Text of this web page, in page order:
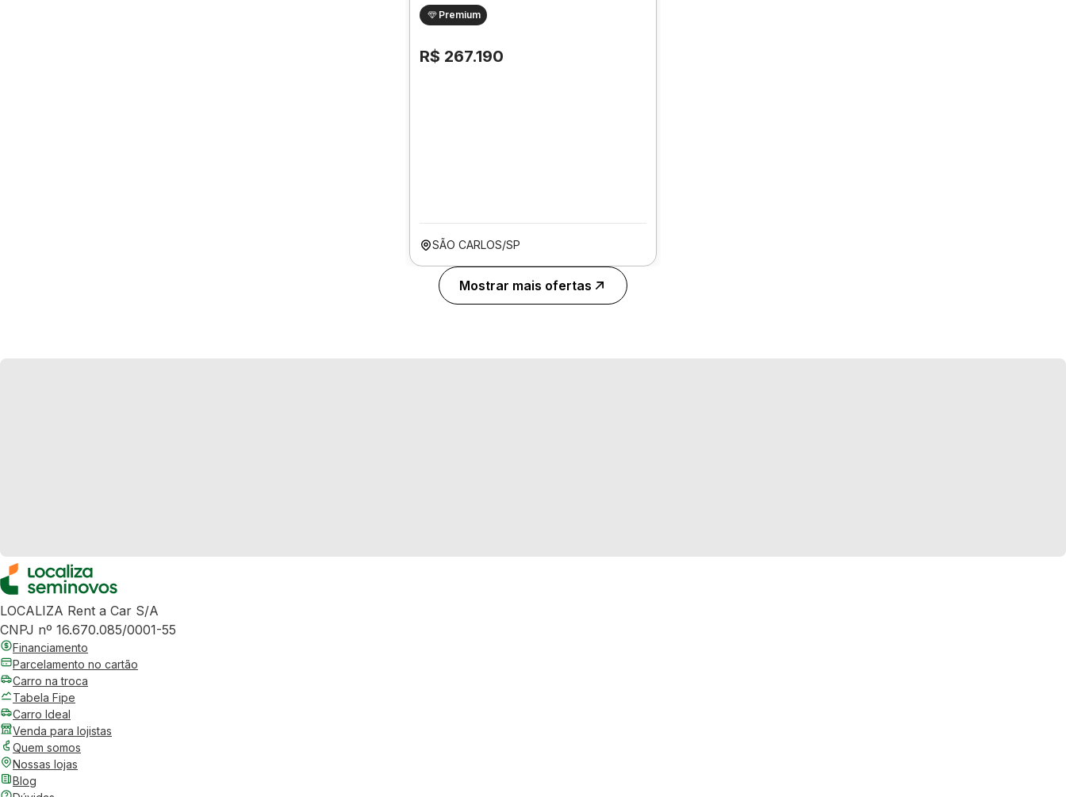
Premium
R$ 267.190
SÃO CARLOS/SP
Mostrar mais ofertas
LOCALIZA Rent a Car S/A
CNPJ nº 16.670.085/0001-55
Financiamento
Parcelamento no cartão
Carro na troca
Tabela Fipe
Carro Ideal
Venda para lojistas
Quem somos
Nossas lojas
Blog